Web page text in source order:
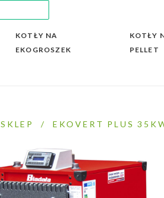
KOTŁY NA
EKOGROSZEK
KOTŁY
PELLET
SKLEP / EKOVERT PLUS